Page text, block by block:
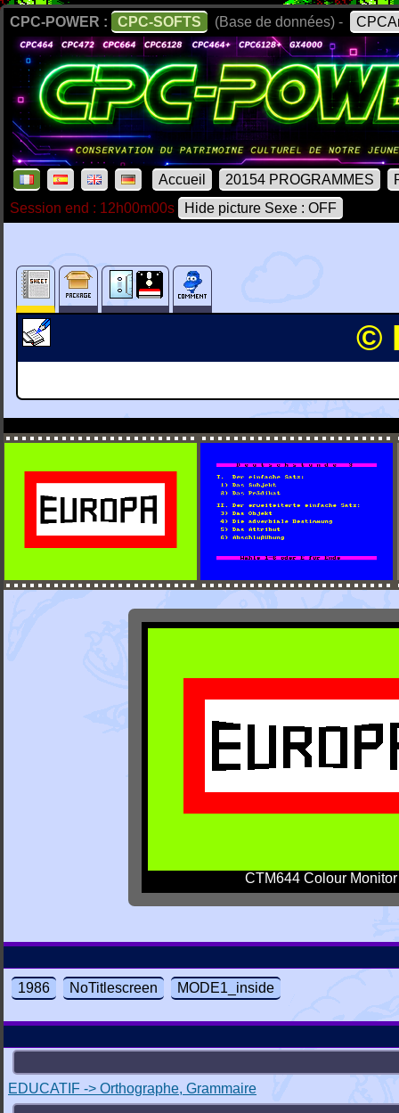
CPC-POWER : CPC-SOFTS (Base de données) -
Accueil 20154 PROGRAMMES
Session end : 12h00m00s
Hide picture Sexe : OFF
©
CTM644 Colour Monitor
1986 NoTitlescreen MODE1_inside
EDUCATIF -> Orthographe, Grammaire